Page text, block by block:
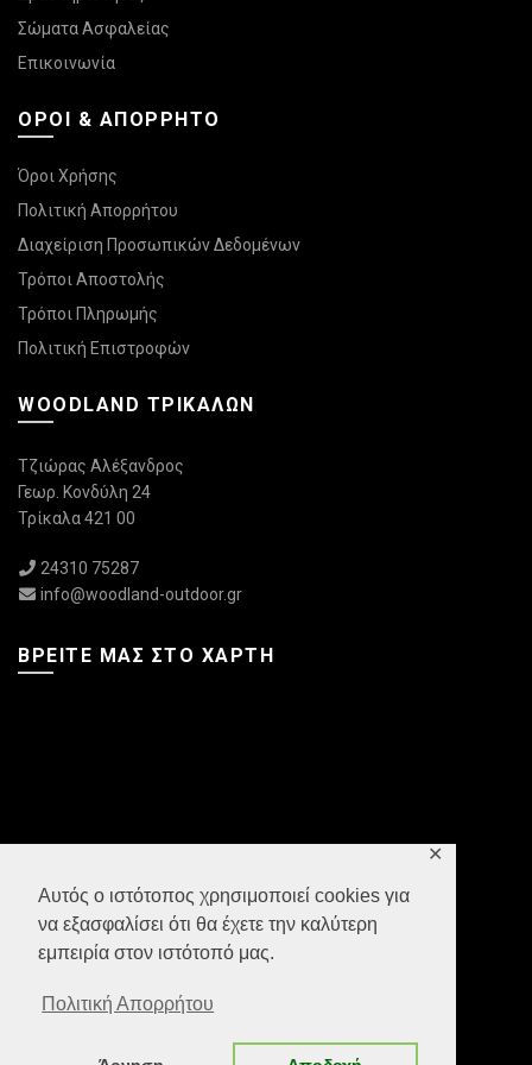
Αυτός ο ιστότοπος χρησιμοποιεί cookies για
να εξασφαλίσει ότι θα έχετε την καλύτερη
εμπειρία στον ιστότοπό μας.
Πολιτική Απορρήτου
✕
Σώματα Ασφαλείας
Επικοινωνία
ΌΡΟΙ & ΑΠΌΡΡΗΤΟ
Όροι Χρήσης
Πολιτική Απορρήτου
Διαχείριση Προσωπικών Δεδομένων
Τρόποι Αποστολής
Τρόποι Πληρωμής
Πολιτική Επιστροφών
WOODLAND ΤΡΙΚΆΛΩΝ
Τζιώρας Αλέξανδρος
Γεωρ. Κονδύλη 24
Τρίκαλα 421 00
24310 75287
info@woodland-outdoor.gr
ΒΡΕΊΤΕ ΜΑΣ ΣΤΟ ΧΆΡΤΗ